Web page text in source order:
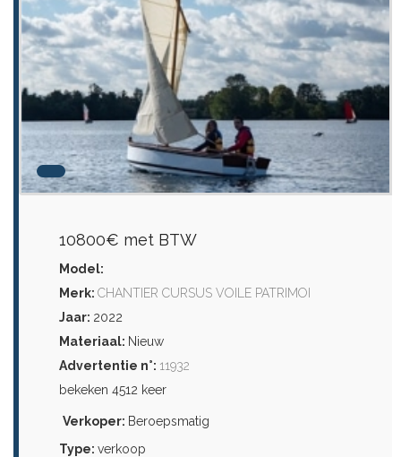
10800€ met BTW
Model:
Merk: CHANTIER CURSUS VOILE PATRIMOI
Jaar: 2022
Materiaal: Nieuw
Advertentie n°: 11932
bekeken 4512 keer
Verkoper: Beroepsmatig
Type: verkoop